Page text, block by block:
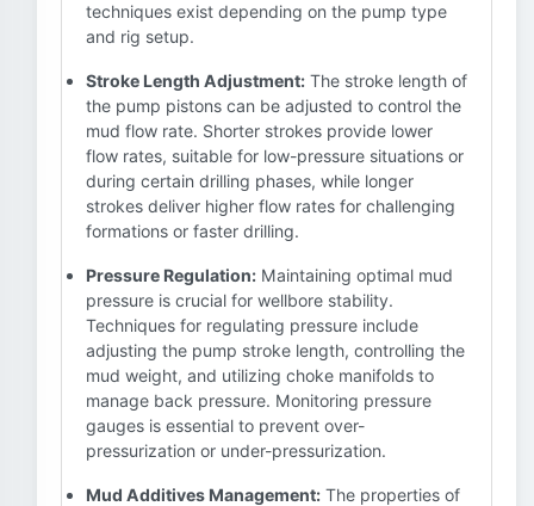
techniques exist depending on the pump type
and rig setup.
Stroke Length Adjustment: The stroke length of
the pump pistons can be adjusted to control the
mud flow rate. Shorter strokes provide lower
flow rates, suitable for low-pressure situations or
during certain drilling phases, while longer
strokes deliver higher flow rates for challenging
formations or faster drilling.
Pressure Regulation: Maintaining optimal mud
pressure is crucial for wellbore stability.
Techniques for regulating pressure include
adjusting the pump stroke length, controlling the
mud weight, and utilizing choke manifolds to
manage back pressure. Monitoring pressure
gauges is essential to prevent over-
pressurization or under-pressurization.
Mud Additives Management: The properties of